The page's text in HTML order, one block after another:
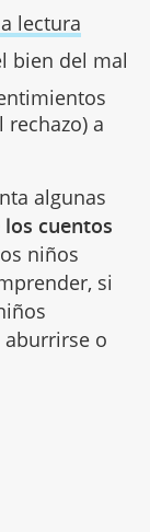
lectura
bien del mal
a
algunas
cuentos
niños
si
o